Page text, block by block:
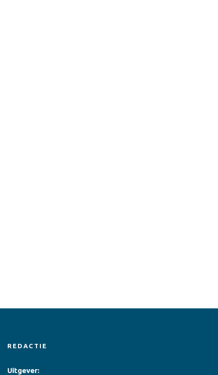
REDACTIE
Uitgever: